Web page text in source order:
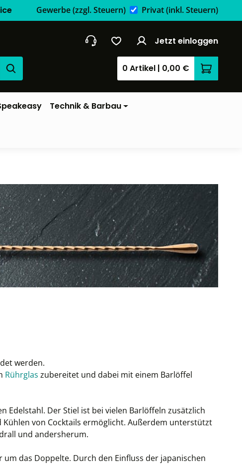
Gewerbe(zzgl. Steuern) Privat(inkl. Steuern)
Jetzt einloggen
0 Artikel | 0,00 €
Technik & Barbau
werden.
Rührglas zubereitet und dabei mit einem Barlöffel
Edelstahl. Der Stiel ist bei vielen Barlöffeln zusätzlich
von Cocktails ermöglicht. Außerdem unterstützt
und andersherum.
das Doppelte. Durch den Einfluss der japanischen